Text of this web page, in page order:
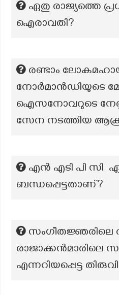
ഏതു രാജ്യത്തെ
ഐരാവതി?
രണ്ടാം
നോർമാൻഡിയുടെ
ഐസനോവറുടെ
സേന നടത്തിയ
എൻ എടി പി സി
ബന്ധപ്പെട്ടതാണ്?
സംഗീതജ്ഞരിലെ
രാജാക്കൻമാരിലെ
എന്നറിയപ്പെട്ട